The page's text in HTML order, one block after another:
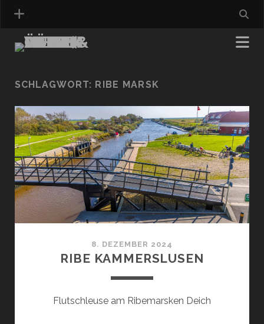
SCHLAGWORT: RIBE MARSK
8. DEZEMBER 2024
RIBE KAMMERSLUSEN
Flutschleuse am Ribemarsken Deich